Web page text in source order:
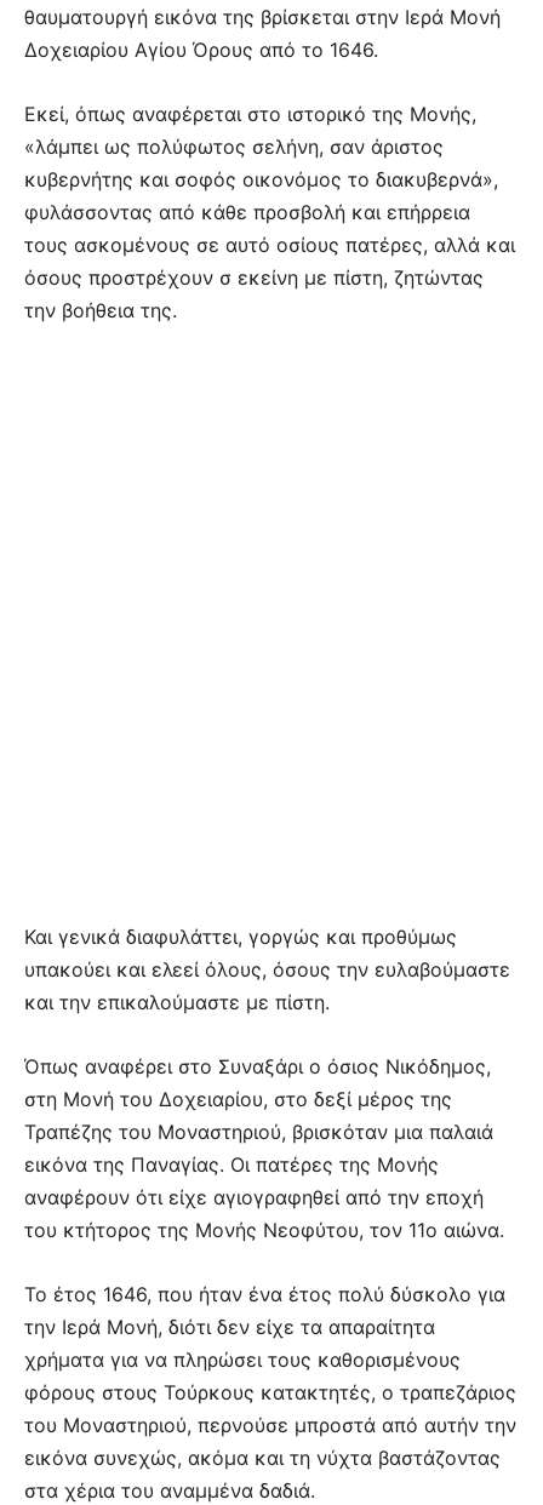
θαυματουργή εικόνα της βρίσκεται στην Ιερά Μονή
Δοχειαρίου Αγίου Όρους από το 1646.
Εκεί, όπως αναφέρεται στο ιστορικό της Μονής,
«λάμπει ως πολύφωτος σελήνη, σαν άριστος
κυβερνήτης και σοφός οικονόμος το διακυβερνά»,
φυλάσσοντας από κάθε προσβολή και επήρρεια
τους ασκομένους σε αυτό οσίους πατέρες, αλλά και
όσους προστρέχουν σ εκείνη με πίστη, ζητώντας
την βοήθεια της.
Και γενικά διαφυλάττει, γοργώς και προθύμως
υπακούει και ελεεί όλους, όσους την ευλαβούμαστε
και την επικαλούμαστε με πίστη.
Όπως αναφέρει στο Συναξάρι ο όσιος Νικόδημος,
στη Μονή του Δοχειαρίου, στο δεξί μέρος της
Τραπέζης του Μοναστηριού, βρισκόταν μια παλαιά
εικόνα της Παναγίας. Οι πατέρες της Μονής
αναφέρουν ότι είχε αγιογραφηθεί από την εποχή
του κτήτορος της Μονής Νεοφύτου, τον 11ο αιώνα.
Το έτος 1646, που ήταν ένα έτος πολύ δύσκολο για
την Ιερά Μονή, διότι δεν είχε τα απαραίτητα
χρήματα για να πληρώσει τους καθορισμένους
φόρους στους Τούρκους κατακτητές, ο τραπεζάριος
του Μοναστηριού, περνούσε μπροστά από αυτήν την
εικόνα συνεχώς, ακόμα και τη νύχτα βαστάζοντας
στα χέρια του αναμμένα δαδιά.